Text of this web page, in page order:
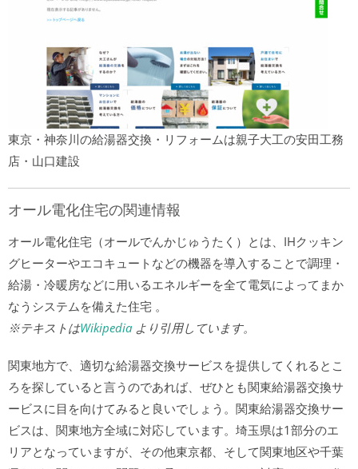
東京・神奈川の給湯器交換・リフォームは親子大工の安田工務
店・山口建設
オール電化住宅の関連情報
オール電化住宅（オールでんかじゅうたく）とは、IHクッキン
グヒーターやエコキュートなどの機器を導入することで調理・
給湯・冷暖房などに用いるエネルギーを全て電気によってまか
なうシステムを備えた住宅 。
※テキストはWikipedia より引用しています。
関東地方で、適切な給湯器交換サービスを提供してくれるとこ
ろを探していると言うのであれば、ぜひとも関東給湯器交換サ
ービスに目を向けてみると良いでしょう。関東給湯器交換サー
ビスは、関東地方全域に対応しています。埼玉県は1部分のエ
リアとなっていますが、その他東京都、そして関東地区や千葉